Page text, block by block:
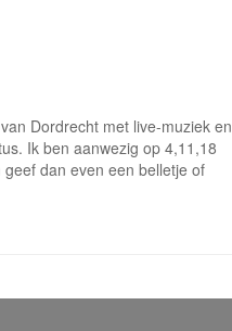
Dordrecht met live-muziek en
Ik ben aanwezig op 4,11,18
dan even een belletje of